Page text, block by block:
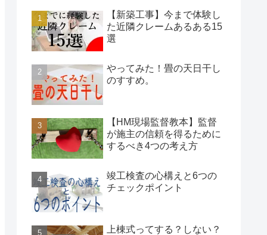
【新築工事】今まで体験し
た近隣クレームあるある15
選
やってみた！畳の天日干し
のすすめ。
【HM現場監督教本】監督
が施主の信頼を得るために
するべき4つの考え方
竣工検査の心構えと6つの
チェックポイント
上棟式ってする？しない？